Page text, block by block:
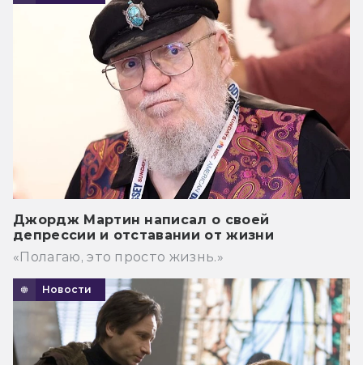
Джордж Мартин написал о своей
депрессии и отставании от жизни
«Полагаю, это просто жизнь.»
Новости